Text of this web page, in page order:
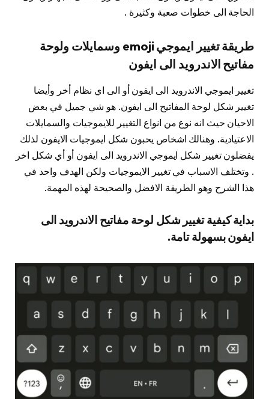
الحاجة الى خطوات صعبة وكثيرة .
طريقة تغيير ايموجي emoji وسمايلات ولوحة
مفاتيح الاندرويد الى ايفون
تغيير ايموجي الاندرويد الى ايفون أو الى اي نظام أخر وأيضا
تغيير شكل لوحة المفاتيح الى ايفون. هو شي جميل في بعض
الاحيان حيث انه نوع من انواع التغيير للايموجيات والسمايلات
الاعتيادية. وهنالك اشخاص يحبون شكل ايموجيات الايفون لذلك
يفضلون تغيير شكل ايموجي الاندرويد الى ايفون أو أي شكل اخر
. وتختلف الاسباب في تغيير الايموجيات ولكن الهدف واحد في
هذا الشرح وهو الطريقة الافضل والصحيحة لهذه المهمة.
بداية كيفية تغيير شكل لوحة مفاتيح الاندرويد الى
ايفون بسهولة تامة.